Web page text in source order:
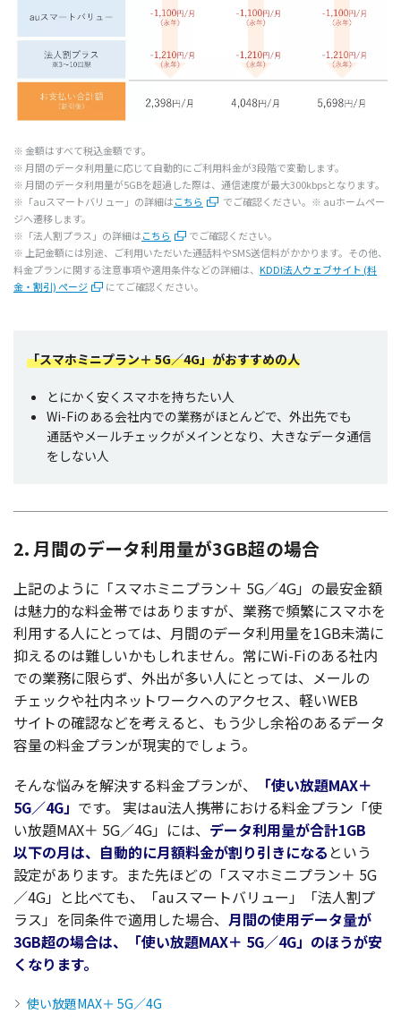
※金額はすべて税込金額です。
※ 月間のデータ利用量に応じて自動的にご利用料金が3段階で変動します。
※ 月間のデータ利用量が5GBを超過 した際は、 通信速度が最大300kbpsとなります。
※「auスマートバリュー」 の詳細はこちら でご確認ください。※ auホームペー
ジへ遷移します。
※「法人割プラス」 の詳細はこちら でご確認ください。
※ 上記金額には別途、ご利用いただいた通話料やSMS送信料がかかります。その他、
料金プランに関する注意事項や適用条件などの詳細は、 KDDI法人ウェブサイト (料
金・割引) ページ
にてご確認ください。
「スマホミニプラン＋ 5G／4G」がおすすめの人
とにかく安く スマホを持ちたい人
Wi-Fiのある会社内での業務がほとんどで、外出先でも
通話やメールチェックがメインとなり、大きなデータ通信
をしない人
2. 月間のデータ利用量が3GB超の場合
上記のように「スマホミニプラン＋ 5G／4G」の最安金額
は魅力的な料金帯ではありますが、 業務で頻繁にスマホを
利用する人にとっては、 月間のデータ利用量を1GB未満に
抑えるのは難しいかもしれません。常にWi-Fiのある社内
での業務に限らず、 外出が多い人にとっては、 メールの
チェックや社内ネットワークへのアクセス、軽いWEB
サイトの確認などを考えると、もう少し余裕のあるデータ
容量の料金プランが現実的でしょう。
そんな悩みを解決する料金プランが、 「使い放題MAX＋
5G／4G」 です。 実はau法人携帯における料金プラン 「使
い放題MAX＋ 5G／4G」には、 データ利用量が合計1GB
以下の月は、 自動的に月額料金が割り引きになる という
設定があります。また先ほどの「スマホミニプラン＋ 5G
／4G」と比べても、「auスマートバリュー」「法人割プ
ラス」を同条件で適用した場合、 月間の使用データ量が
3GB超の場合は、「使い放題MAX＋ 5G／4G」のほうが安
くなります。
使い放題MAX＋ 5G／4G